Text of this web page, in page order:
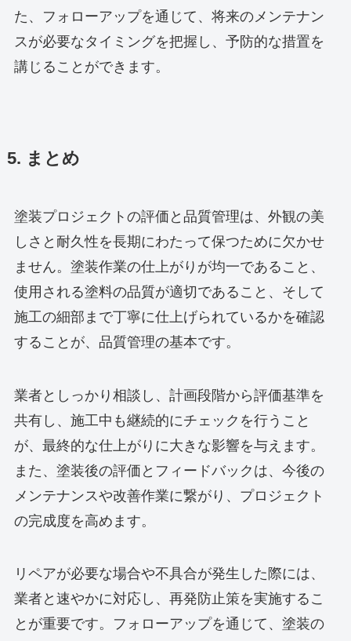
た、フォローアップを通じて、将来のメンテナン
スが必要なタイミングを把握し、予防的な措置を
講じることができます。
5. まとめ
塗装プロジェクトの評価と品質管理は、外観の美
しさと耐久性を長期にわたって保つために欠かせ
ません。塗装作業の仕上がりが均一であること、
使用される塗料の品質が適切であること、そして
施工の細部まで丁寧に仕上げられているかを確認
することが、品質管理の基本です。
業者としっかり相談し、計画段階から評価基準を
共有し、施工中も継続的にチェックを行うこと
が、最終的な仕上がりに大きな影響を与えます。
また、塗装後の評価とフィードバックは、今後の
メンテナンスや改善作業に繋がり、プロジェクト
の完成度を高めます。
リペアが必要な場合や不具合が発生した際には、
業者と速やかに対応し、再発防止策を実施するこ
とが重要です。フォローアップを通じて、塗装の